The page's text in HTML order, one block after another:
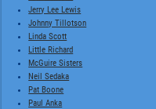
Jerry Lee Lewis
Johnny Tillotson
Linda Scott
Little Richard
McGuire Sisters
Neil Sedaka
Pat Boone
Paul Anka